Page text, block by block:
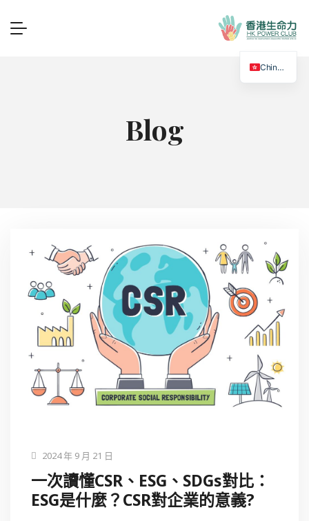
Blog
2024 年 9 月 21 日
一次讀懂CSR、ESG、SDGs對比：
ESG是什麼？CSR對企業的意義?
Chinese